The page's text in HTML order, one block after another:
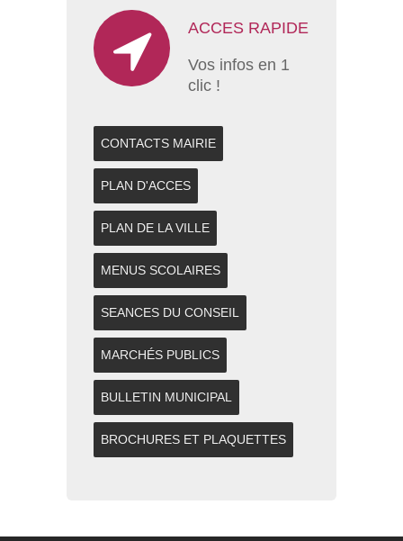
ACCES RAPIDE
Vos infos en 1
clic !
CONTACTS MAIRIE
PLAN D'ACCES
PLAN DE LA VILLE
MENUS SCOLAIRES
SEANCES DU CONSEIL
MARCHÉS PUBLICS
BULLETIN MUNICIPAL
BROCHURES ET PLAQUETTES